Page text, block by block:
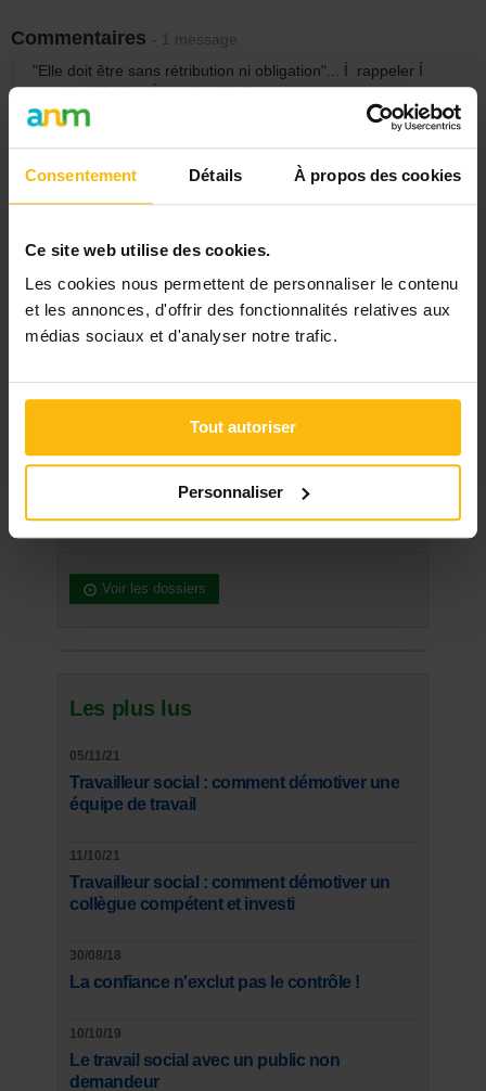
Consentement Détails À propos des cookies
Ce site web utilise des cookies.
Les cookies nous permettent de personnaliser le contenu
et les annonces, d'offrir des fonctionnalités relatives aux
médias sociaux et d'analyser notre trafic.
Tout autoriser
Personnaliser
Commentaires - 1 message
"Elle doit être sans rétribution ni obligation"... Í rappeler Í
certains CPAS et Í ce cher Mr Borsus...
Bomy
Réagir
Signaler
« Retour
Voir les dossiers
Les plus lus
05/11/21
Travailleur social : comment démotiver une
équipe de travail
11/10/21
Travailleur social : comment démotiver un
collègue compétent et investi
30/08/18
La confiance n'exclut pas le contrôle !
10/10/19
Le travail social avec un public non
demandeur